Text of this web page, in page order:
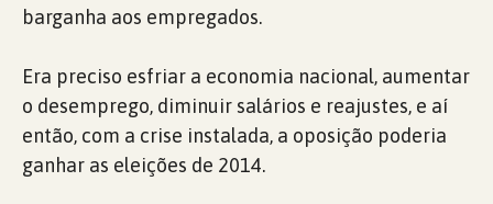
barganha aos empregados.
Era preciso esfriar a economia nacional, aumentar
o desemprego, diminuir salários e reajustes, e aí
então, com a crise instalada, a oposição poderia
ganhar as eleições de 2014.